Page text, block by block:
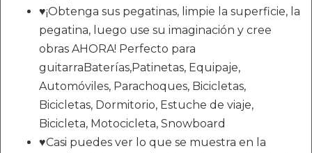
♥¡Obtenga sus pegatinas, limpie la superficie, la
pegatina, luego use su imaginación y cree
obras AHORA! Perfecto para
guitarraBaterías,Patinetas, Equipaje,
Automóviles, Parachoques, Bicicletas,
Bicicletas, Dormitorio, Estuche de viaje,
Bicicleta, Motocicleta, Snowboard
♥Casi puedes ver lo que se muestra en la